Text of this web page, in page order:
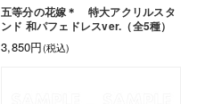
五等分の花嫁＊ 特大アクリルスタ
ンド 和パフェドレスver.（全5種）
3,850円(税込)